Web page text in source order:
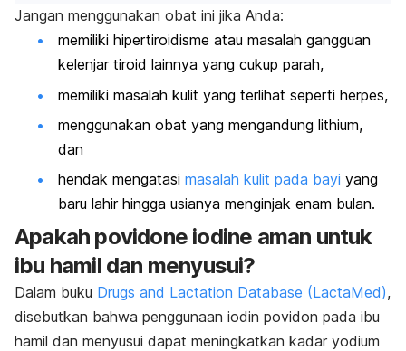
Jangan menggunakan obat ini jika Anda:
memiliki hipertiroidisme atau masalah gangguan
kelenjar tiroid lainnya yang cukup parah,
memiliki masalah kulit yang terlihat seperti herpes,
menggunakan obat yang mengandung lithium,
dan
hendak mengatasi masalah kulit pada bayi yang
baru lahir hingga usianya menginjak enam bulan.
Apakah povidone iodine aman untuk
ibu hamil dan menyusui?
Dalam buku Drugs and Lactation Database (LactaMed),
disebutkan bahwa penggunaan iodin povidon pada ibu
hamil dan menyusui dapat meningkatkan kadar yodium